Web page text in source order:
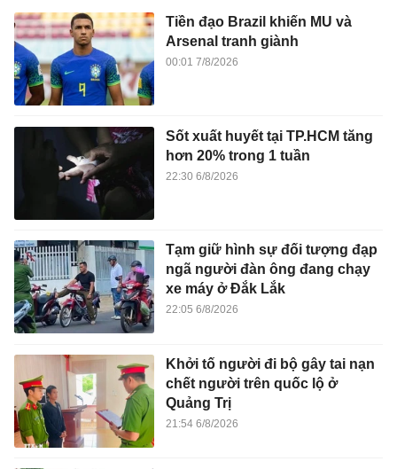
Tiền đạo Brazil khiến MU và
Arsenal tranh giành
00:01 7/8/2026
Sốt xuất huyết tại TP.HCM tăng
hơn 20% trong 1 tuần
22:30 6/8/2026
Tạm giữ hình sự đối tượng đạp
ngã người đàn ông đang chạy
xe máy ở Đắk Lắk
22:05 6/8/2026
Khởi tố người đi bộ gây tai nạn
chết người trên quốc lộ ở
Quảng Trị
21:54 6/8/2026